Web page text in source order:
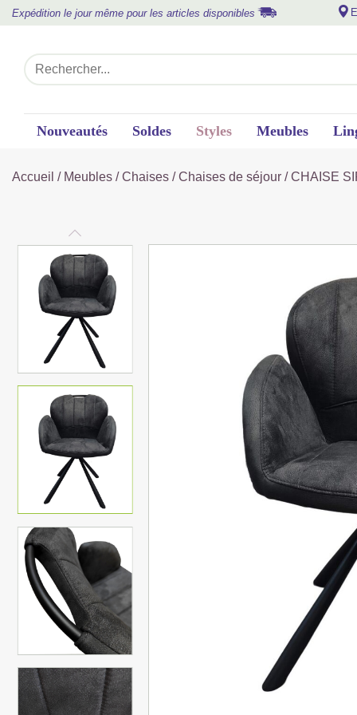
Expédition le jour même pour les articles disponibles
Nouveautés Soldes Styles Meubles
Accueil / Meubles /Chaises /Chaises de séjour / CHAISE